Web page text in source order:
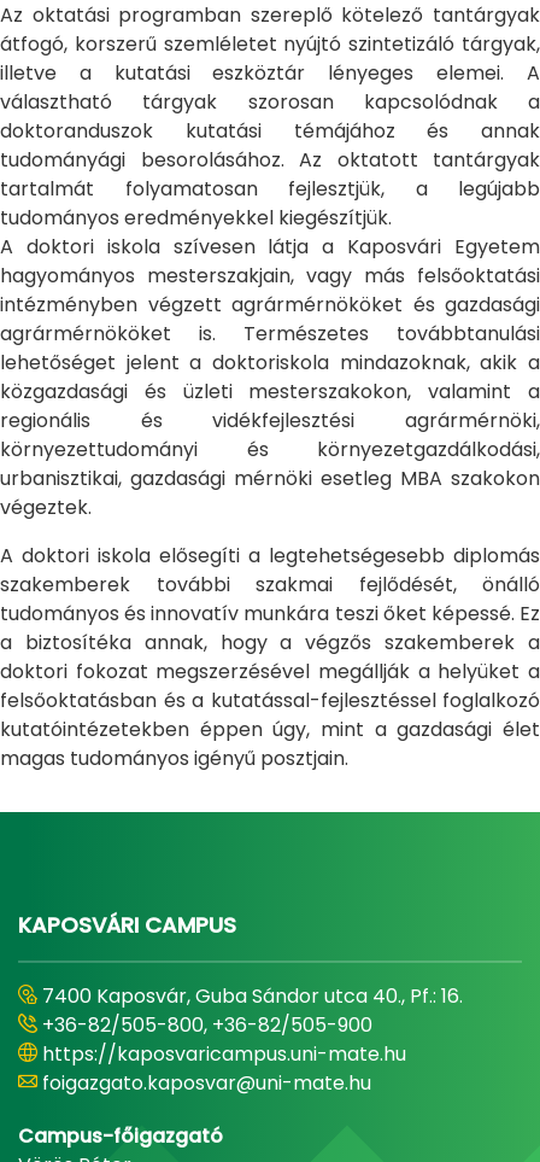
Az oktatási programban szereplő kötelező tantárgyak
átfogó, korszerű szemléletet nyújtó szintetizáló tárgyak,
illetve a kutatási eszköztár lényeges elemei. A
választható tárgyak szorosan kapcsolódnak a
doktoranduszok kutatási témájához és annak
tudományági besorolásához. Az oktatott tantárgyak
tartalmát folyamatosan fejlesztjük, a legújabb
tudományos eredményekkel kiegészítjük.
A doktori iskola szívesen látja a Kaposvári Egyetem
hagyományos mesterszakjain, vagy más felsőoktatási
intézményben végzett agrármérnököket és gazdasági
agrármérnököket is. Természetes továbbtanulási
lehetőséget jelent a doktoriskola mindazoknak, akik a
közgazdasági és üzleti mesterszakokon, valamint a
regionális és vidékfejlesztési agrármérnöki,
környezettudományi és környezetgazdálkodási,
urbanisztikai, gazdasági mérnöki esetleg MBA szakokon
végeztek.
A doktori iskola elősegíti a legtehetségesebb diplomás
szakemberek további szakmai fejlődését, önálló
tudományos és innovatív munkára teszi őket képessé. Ez
a biztosítéka annak, hogy a végzős szakemberek a
doktori fokozat megszerzésével megállják a helyüket a
felsőoktatásban és a kutatással-fejlesztéssel foglalkozó
kutatóintézetekben éppen úgy, mint a gazdasági élet
magas tudományos igényű posztjain.
KAPOSVÁRI CAMPUS
7400 Kaposvár, Guba Sándor utca 40., Pf.: 16.
+36-82/505-800, +36-82/505-900
https://kaposvaricampus.uni-mate.hu
foigazgato.kaposvar@uni-mate.hu
Campus-főigazgató